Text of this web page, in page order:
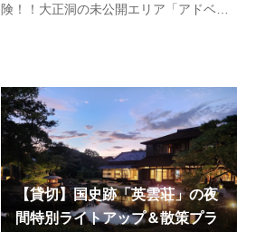
険！！大正洞の未公開エリア「アドベン
体験してみませんか？このツアーでは、
大正洞の一般観光エリアからさら…
【貸切】国史跡「英雲荘」の夜
間特別ライトアップ＆散策プラ